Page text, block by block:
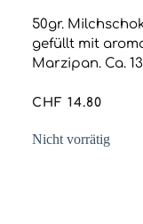
50gr.
gefüllt mit
Marzipan. Ca.
CHF 14.80
Nicht vorrätig